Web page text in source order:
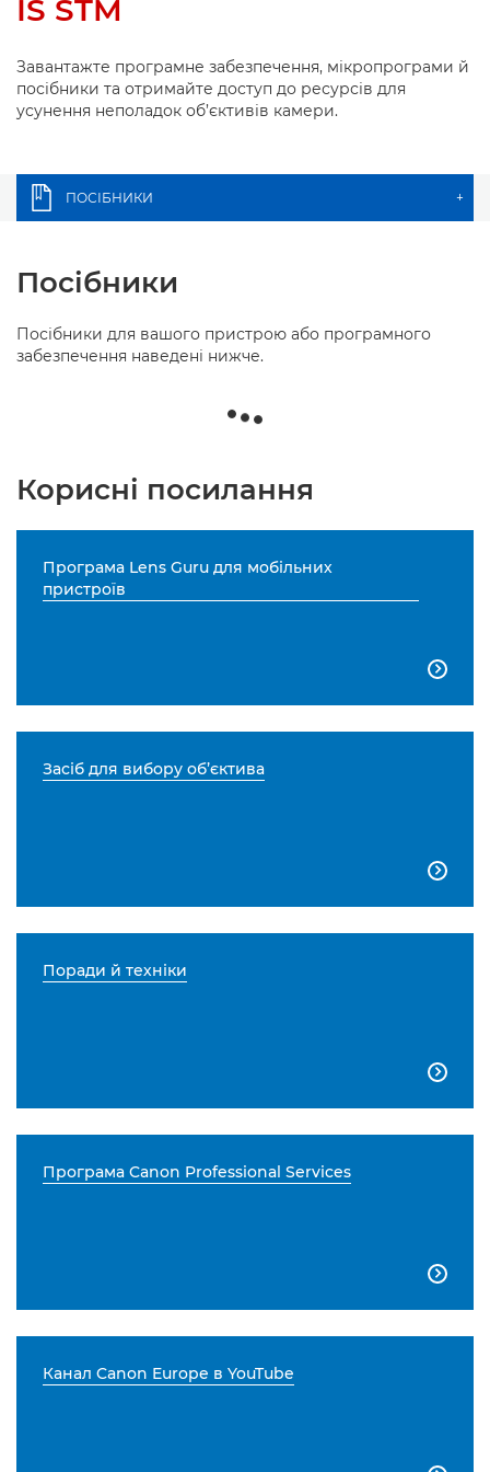
IS STM
Завантажте програмне забезпечення, мікропрограми й
посібники та отримайте доступ до ресурсів для
усунення неполадок об’єктивів камери.
ПОСІБНИКИ +
Посібники
Посібники для вашого пристрою або програмного
забезпечення наведені нижче.
Корисні посилання
Програма Lens Guru для мобільних
пристроїв

Засіб для вибору об’єктива

Поради й техніки

Програма Canon Professional Services

Канал Canon Europe в YouTube